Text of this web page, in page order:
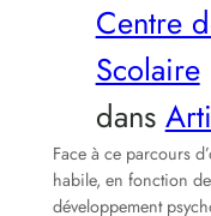
Centre
Scolaire
dans
Face à ce parcours
habile, en fonction
développement